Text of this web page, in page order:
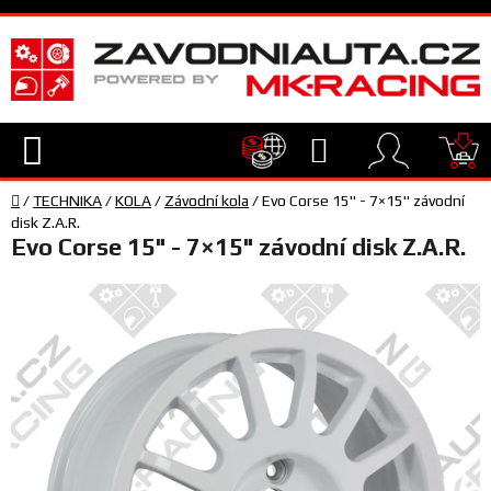
Přejít
na
obsah
Hledat
TECHNIKA
JEZDEC
TÝM
A
SERVIS
Domů
/TECHNIKA/KOLA/ Závodní kola /Evo Corse 15" - 7×15" závodní
disk Z.A.R.
Evo Corse 15" - 7×15" závodní disk Z.A.R.